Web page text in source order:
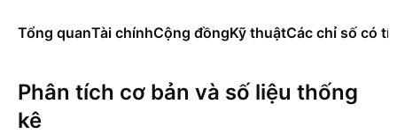
Tổng quanTài chínhCộng đồngKỹ thuậtCác chỉ số có
Phân tích cơ bản và số liệu thống
kê